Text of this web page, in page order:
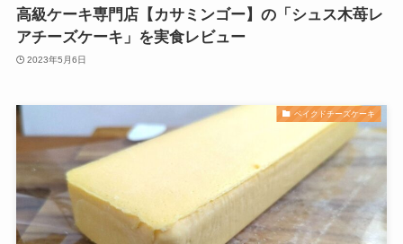
高級ケーキ専門店【カサミンゴー】の「シュス木苺レ
アチーズケーキ」を実食レビュー
2023年5月6日
ベイクドチーズケーキ